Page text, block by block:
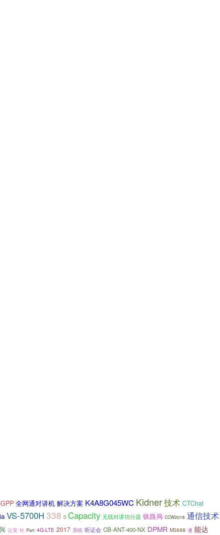
全网通对讲机 解决方案 K4A8G045WC Kidner技术 CTChat
VS-5700H 338 0 Capacity 无线对讲功分器 铁路局 CCW2018 通信技术
公安 轻 Part 4G-LTE 2017 系统 听证会 CB-ANT-400-NX DPMR M3688 通 能达